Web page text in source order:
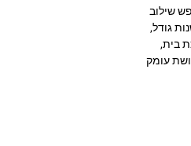
שילוב
גודל,
בית,
עומק